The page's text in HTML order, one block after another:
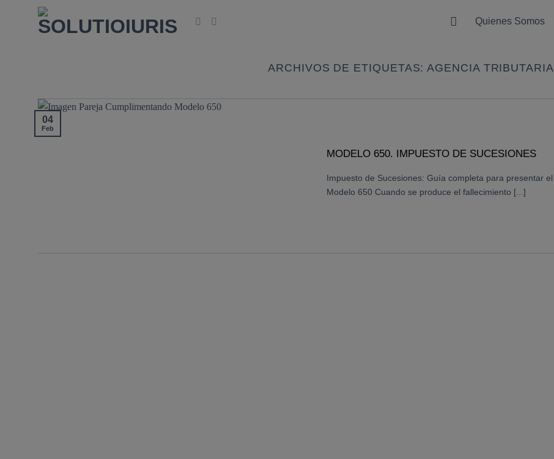
Quienes Somos
ARCHIVOS DE ETIQUETAS:AGENCIA TRIBUTARIA
MODELO 650. IMPUESTO DE SUCESIONES
Impuesto de Sucesiones: Guía completa para presentar el
Modelo 650 Cuando se produce el fallecimiento [...]
04
Feb